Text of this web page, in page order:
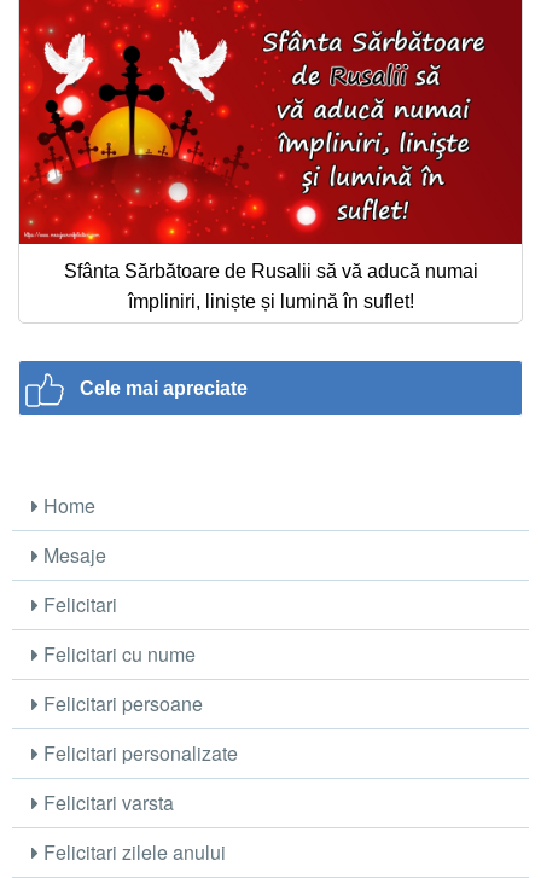
Sfânta Sărbătoare de Rusalii să vă aducă numai
împliniri, liniște și lumină în suflet!
Cele mai apreciate
Home
Mesaje
Felicitari
Felicitari cu nume
Felicitari persoane
Felicitari personalizate
Felicitari varsta
Felicitari zilele anului